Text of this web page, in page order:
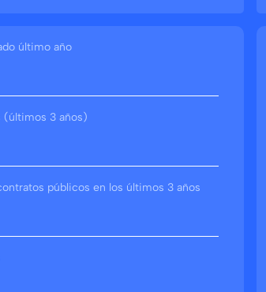
último año
3 años)
públicos en los últimos 3 años